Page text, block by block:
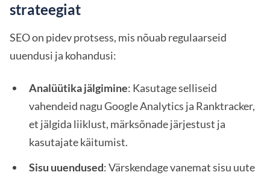
strateegiat
SEO on pidev protsess, mis nõuab regulaarseid
uuendusi ja kohandusi:
Analüütika jälgimine: Kasutage selliseid
vahendeid nagu Google Analytics ja Ranktracker,
et jälgida liiklust, märksõnade järjestust ja
kasutajate käitumist.
Sisu uuendused: Värskendage vanemat sisu uute